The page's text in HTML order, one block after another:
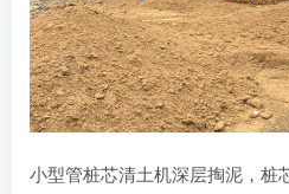
小型管桩芯清土机深层掏泥，桩